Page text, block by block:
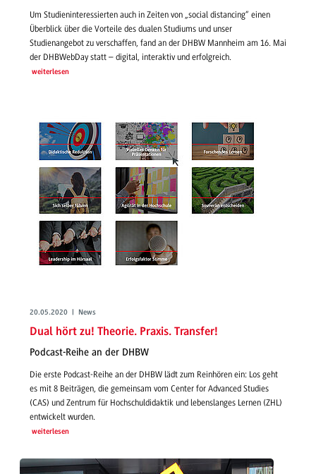
Um Studieninteressierten auch in Zeiten von „social distancing“ einen
Überblick über die Vorteile des dualen Studiums und unser
Studienangebot zu verschaffen, fand an der DHBW Mannheim am 16. Mai
der DHBWebDay statt – digital, interaktiv und erfolgreich.
weiterlesen
20.05.2020 | News
Dual hört zu! Theorie. Praxis. Transfer!
Podcast-Reihe an der DHBW
Die erste Podcast-Reihe an der DHBW lädt zum Reinhören ein: Los geht
es mit 8 Beiträgen, die gemeinsam vom Center for Advanced Studies
(CAS) und Zentrum für Hochschuldidaktik und lebenslanges Lernen (ZHL)
entwickelt wurden.
weiterlesen